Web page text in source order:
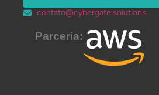
contato@cybergate.solutions
Parceria: